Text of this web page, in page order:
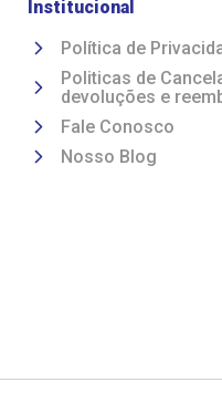
Institucional
Política de
Politicas de
devoluções e
Fale Conosco
Nosso Blog